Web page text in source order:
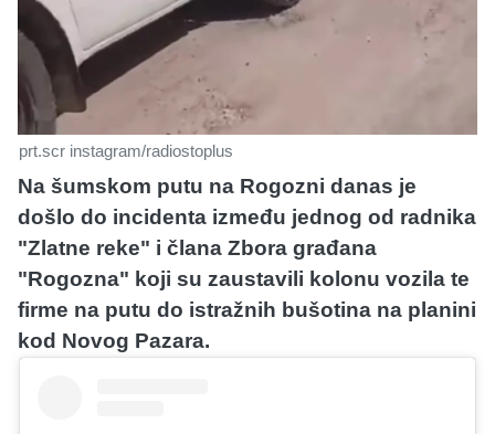
prt.scr instagram/radiostoplus
Na šumskom putu na Rogozni danas je
došlo do incidenta između jednog od radnika
"Zlatne reke" i člana Zbora građana
"Rogozna" koji su zaustavili kolonu vozila te
firme na putu do istražnih bušotina na planini
kod Novog Pazara.